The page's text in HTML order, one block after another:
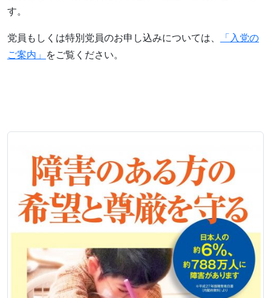
す。
党員もしくは特別党員のお申し込みについては、
「入党の
ご案内」
をご覧ください。